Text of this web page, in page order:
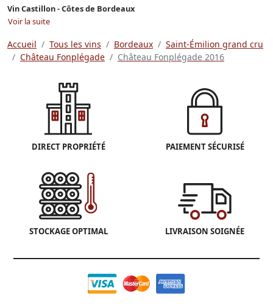
Vin Castillon - Côtes de Bordeaux
Voir la suite
Accueil Tous les vins Bordeaux
Saint-Émilion grand cru
Château Fonplégade
Château Fonplégade 2016
DIRECT PROPRIÉTÉ PAIEMENT SÉCURISÉ
STOCKAGE OPTIMAL LIVRAISON SOIGNÉE